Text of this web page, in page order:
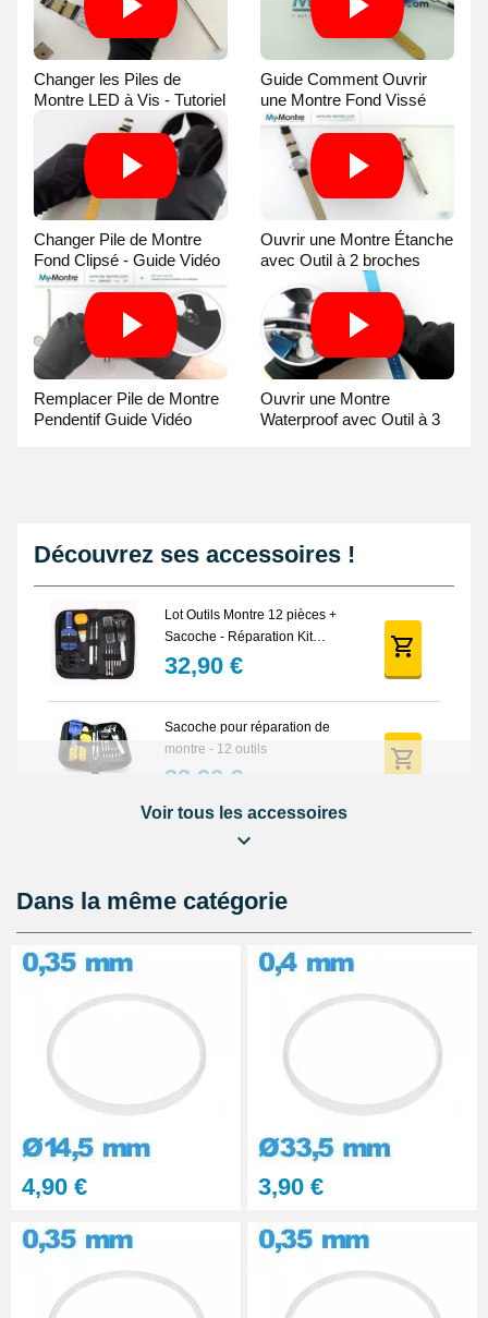
Changer les Piles de
Montre LED à Vis - Tutoriel
Vidéo
Guide Comment Ouvrir
une Montre Fond Vissé
avec une Balle
Changer Pile de Montre
Fond Clipsé - Guide Vidéo
Ouvrir une Montre Étanche
avec Outil à 2 broches
Remplacer Pile de Montre
Pendentif Guide Vidéo
Ouvrir une Montre
Waterproof avec Outil à 3
Découvrez ses accessoires !
Lot Outils Montre 12 pièces +
Sacoche - Réparation Kit
Horlogerie
32,90 €
Sacoche pour réparation de
montre - 12 outils
32,90 €
Lubrijoint – Graisse pour Joint
8,90 €
Kit Réparation Montre
23,90 €
Voir tous les accessoires
Dans la même catégorie
4,90 € 3,90 €